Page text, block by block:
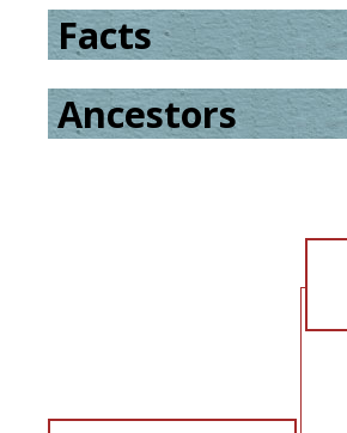
Facts
Ancestors